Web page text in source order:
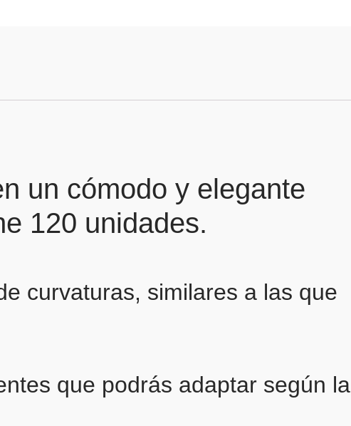
un cómodo y elegante
120 unidades.
curvaturas, similares a las que
que podrás adaptar según la